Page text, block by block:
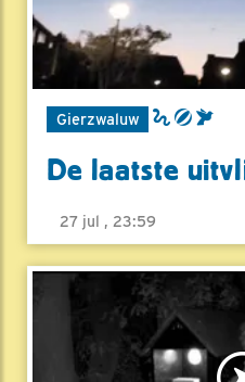
Gierzwaluw
De laatste
27 jul , 23:59